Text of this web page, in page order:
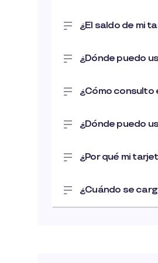
¿El saldo de mi
¿Dónde puedo
¿Cómo consulto
¿Dónde puedo
¿Por qué mi
¿Cuándo se